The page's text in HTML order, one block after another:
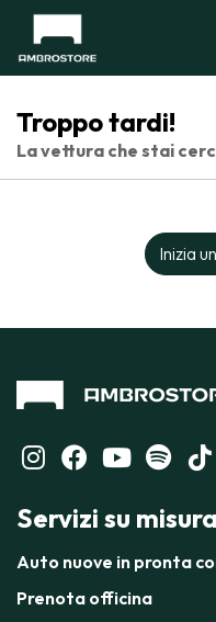
Troppo tardi!
La vettura che stai
Inizia
Servizi su misura
Auto nuove in pronta
Prenota officina